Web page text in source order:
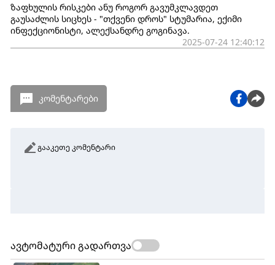
ზაფხულის რისკები ანუ როგორ გავუმკლავდეთ
გაუსაძლის სიცხეს - "თქვენი დროს" სტუმარია, ექიმი
ინფექციონისტი, ალექსანდრე გოგინავა.
2025-07-24 12:40:12
კომენტარები
გააკეთე კომენტარი
ავტომატური გადართვა